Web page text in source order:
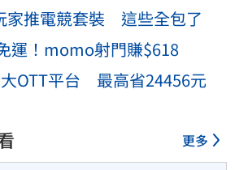
家推電競套裝 這些全包了
運！momo射門賺$618
OTT平台 最高省24456元
更多